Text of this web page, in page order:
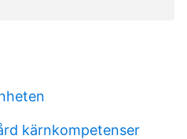
kärnkompetenser